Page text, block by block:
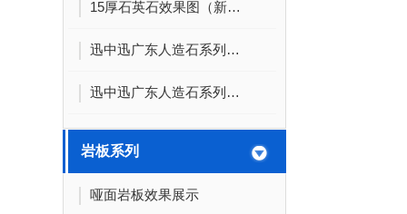
15厚石英石效果图（新色）
迅中迅广东人造石系列（二）
迅中迅广东人造石系列（一）
岩板系列
哑面岩板效果展示